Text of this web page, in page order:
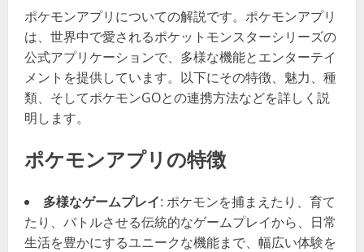
ポケモンアプリについての解説です。ポケモンアプリ
は、世界中で愛されるポケットモンスターシリーズの
公式アプリケーションで、多様な機能とエンターテイ
メントを提供しています。以下にその特徴、魅力、種
類、そしてポケモンGOとの連携方法などを詳しく説
明します。
ポケモンアプリの特徴
多様なゲームプレイ: ポケモンを捕まえたり、育て
たり、バトルさせる伝統的なゲームプレイから、日常
生活を豊かにするユニークな機能まで、幅広い体験を